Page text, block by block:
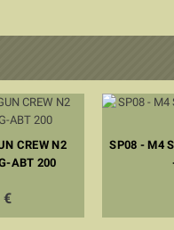
CREW N2
ABT 200
€
SP08 - M4